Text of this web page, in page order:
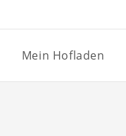
Mein Hofladen